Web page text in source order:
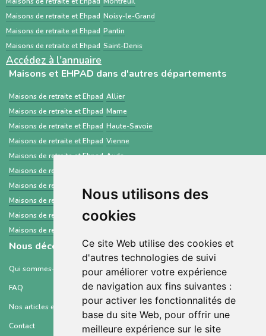
Nous utilisons des
cookies
Ce site Web utilise des cookies et
d'autres technologies de suivi
pour améliorer votre expérience
de navigation aux fins suivantes :
pour activer les fonctionnalités de
base du site Web, pour offrir une
meilleure expérience sur le site
standardisé.
Maisons de retraite et Ehpad Noisy-le-Grand
Maisons de retraite et Ehpad Pantin
Maisons de retraite et Ehpad Saint-Denis
Accédez à l'annuaire
Maisons et EHPAD dans d'autres départements
Maisons de retraite et Ehpad Allier
Maisons de retraite et Ehpad Marne
Maisons de retraite et Ehpad Haute-Savoie
Maisons de retraite et Ehpad Vienne
Maisons de retraite et Ehpad Aude
Maisons de retraite et Ehpad
Maisons de retraite et Ehpad
Maisons de retraite et Ehpad Hérault
Maisons de retraite et Ehpad Haute-Loire
Maisons de retraite et Ehpad
Nous découvrir
Qui sommes-nous ?
FAQ
Nos articles et ressources
Contact